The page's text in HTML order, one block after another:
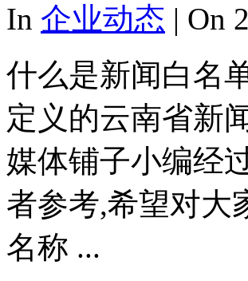
In 企业动态 | On
什么是新闻白名
定义的云南省新
媒体铺子小编经
者参考,希望对大
名称 ...